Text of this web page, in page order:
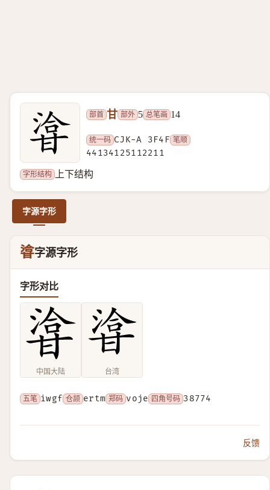
部首 甘 部外 5 总笔画 14
统一码 CJK-A 3F4F 笔顺
44134125112211
字形结构 上下结构
字源字形
㽏字源字形
字形对比
中国大陆 台湾
五笔 iwgf 仓颉 ertm 郑码 voje 四角号码 38774
反馈